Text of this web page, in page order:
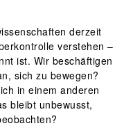
derzeit
verstehen –
ist. Wir beschäftigen
sich zu bewegen?
in einem anderen
bleibt unbewusst,